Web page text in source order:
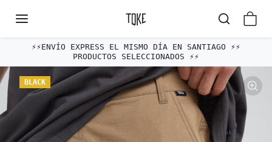
⚡️⚡️ENVÍO EXPRESS EL MISMO DÍA EN SANTIAGO ⚡️⚡️
PRODUCTOS SELECCIONADOS ⚡️⚡️
Omitir e ir a la información del producto
BLACK